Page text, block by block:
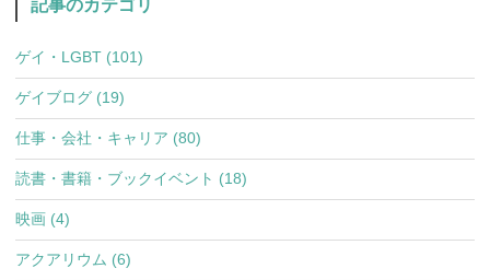
記事のカテゴリ
ゲイ・LGBT (101)
ゲイブログ (19)
仕事・会社・キャリア (80)
読書・書籍・ブックイベント (18)
映画 (4)
アクアリウム (6)